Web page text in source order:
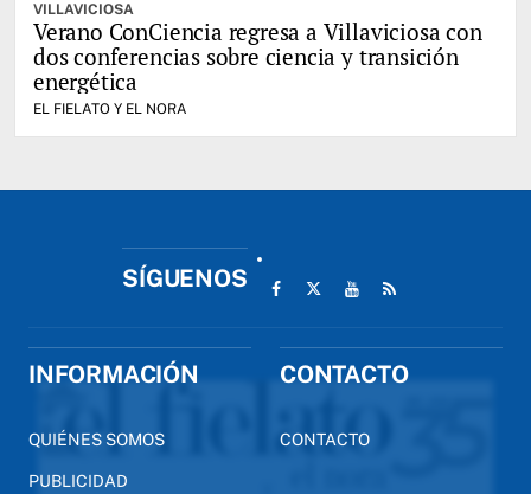
VILLAVICIOSA
Verano ConCiencia regresa a Villaviciosa con
dos conferencias sobre ciencia y transición
energética
EL FIELATO Y EL NORA
SÍGUENOS
INFORMACIÓN
QUIÉNES SOMOS
PUBLICIDAD
CONTACTO
CONTACTO